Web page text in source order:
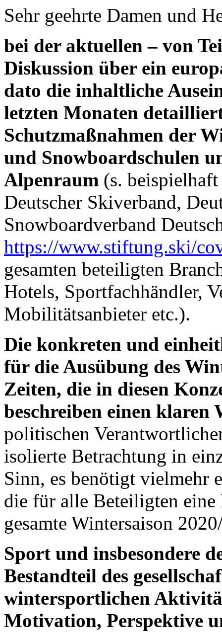
Sehr geehrte Damen und
bei der aktuellen – von
Diskussion über ein
dato die inhaltliche
letzten Monaten
Schutzmaßnahmen der
und Snowboardschulen
Alpenraum (s.
Deutscher Skiverband,
Snowboardverband
https://www.stiftung.ski/
gesamten beteiligten
Hotels, Sportfachhändler,
Mobilitätsanbieter etc.).
Die konkreten und
für die Ausübung des
Zeiten, die in diesen
beschreiben einen klaren
politischen
isolierte Betrachtung in
Sinn, es benötigt vielmehr
die für alle Beteiligten
gesamte Wintersaison
Sport und insbesondere
Bestandteil des
wintersportlichen
Motivation, Perspektive